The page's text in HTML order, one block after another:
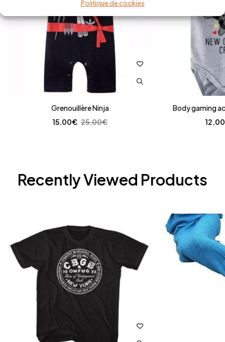
Politique de cookies
Grenouillère Ninja
25,00€
15,00€
Body gaming
12,00
Recently Viewed Products